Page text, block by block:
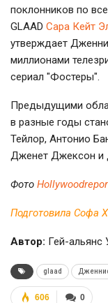
поклонников по
GLAAD Сара Кейт
утверждает
миллионами
сериал "Фостеры".
Предыдущими
в разные годы
Тейлор, Антонио
Дженет Джексон и
Фото
Подготовила Софа
Автор: Гей-альянс
glaad
0
606